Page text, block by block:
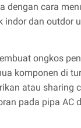
dengan cara
indor dan outdor
ongkos
komponen di
atau sharing
pada pipa AC